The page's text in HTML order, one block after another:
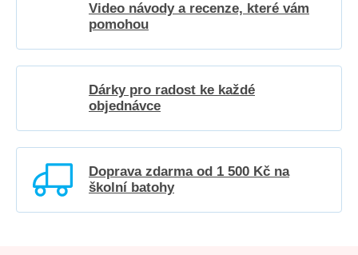
Video návody a recenze, které vám
pomohou
Dárky pro radost ke každé
objednávce
Doprava zdarma od 1 500 Kč na
školní batohy